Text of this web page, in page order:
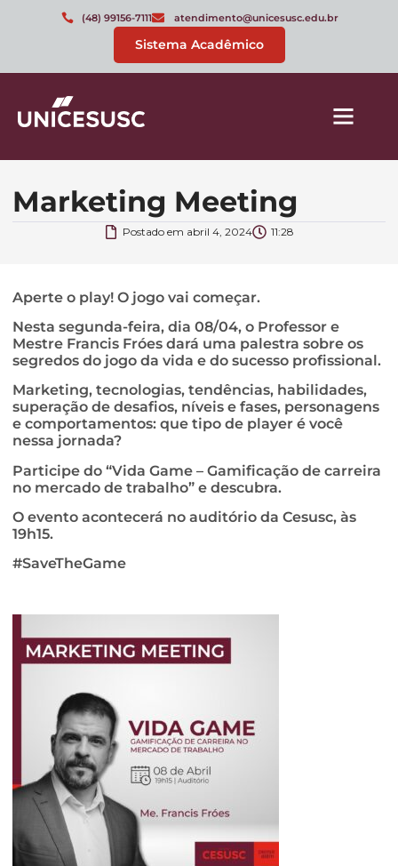
(48) 99156-7111 atendimento@unicesusc.edu.br
Sistema Acadêmico
Marketing Meeting
Postado em abril 4, 2024 11:28
Aperte o play! O jogo vai começar.
Nesta segunda-feira, dia 08/04, o Professor e
Mestre Francis Fróes dará uma palestra sobre os
segredos do jogo da vida e do sucesso profissional.
Marketing, tecnologias, tendências, habilidades,
superação de desafios, níveis e fases, personagens
e comportamentos: que tipo de player é você
nessa jornada?
Participe do “Vida Game – Gamificação de carreira
no mercado de trabalho” e descubra.
O evento acontecerá no auditório da Cesusc, às
19h15.
#SaveTheGame